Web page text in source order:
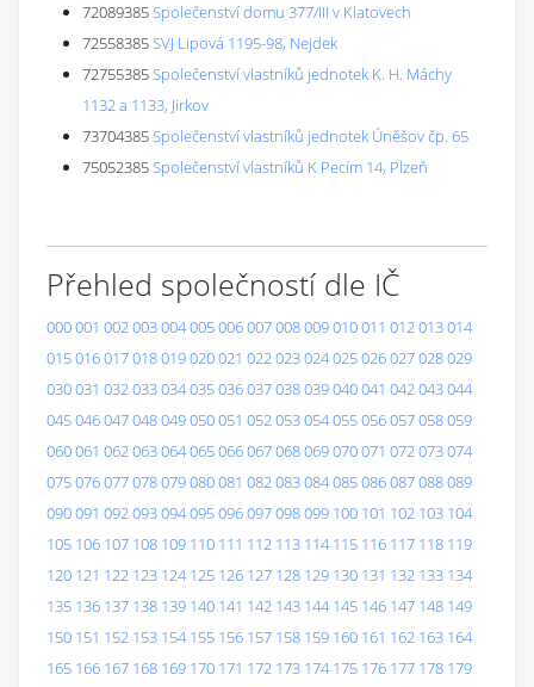
72089385Společenství domu 377/III v Klatovech
72558385SVJ Lipová 1195-98, Nejdek
72755385Společenství vlastníků jednotek K. H. Máchy
1132 a 1133, Jirkov
73704385Společenství vlastníků jednotek Úněšov čp. 65
75052385Společenství vlastníků K Pecím 14, Plzeň
Přehled společností dle IČ
000001 002003004005006007008009010011 012013014
015016017018019020021 022023024025026027028029
030031 032033034035036037038039040041 042043044
045046047048049050051 052053054055056057058059
060061 062063064065066067068069070071 072073074
075076077078079080081 082083084085086087088089
090091 092093094095096097098099 100 101 102 103 104
105 106 107 108 109 110 111 112 113 114 115 116 117 118 119
120 121 122 123 124 125 126 127 128 129 130 131 132 133 134
135 136 137 138 139 140 141 142 143 144 145 146 147 148 149
150 151 152 153 154 155 156 157 158 159 160 161 162 163 164
165 166 167 168 169 170 171 172 173 174 175 176 177 178 179